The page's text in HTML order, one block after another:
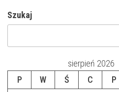
Szukaj
sierpień 2026
P
W Ś C P